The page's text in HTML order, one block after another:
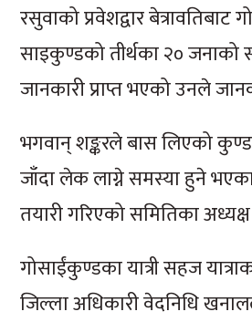
रसुवाको प्रवेशद्वार
साइकुण्डको तीर्थका २० जनाको
जानकारी प्राप्त भएको उनले
भगवान् शङ्करले बास लिएको
जाँदा लेक लाग्ने समस्या हुने
तयारी गरिएको समितिका
गोसाईंकुण्डका यात्री सहज
जिल्ला अधिकारी वेदनिधि